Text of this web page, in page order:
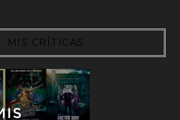
MIS CRÍTICAS